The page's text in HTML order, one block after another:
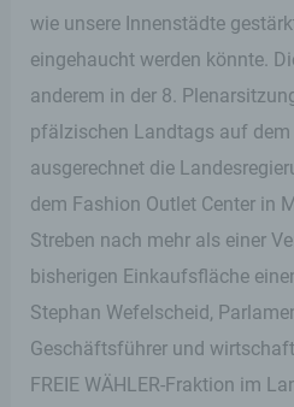
wie unsere Innenstädte
eingehaucht werden könnte.
anderem in der 8.
pfälzischen Landtags auf dem
ausgerechnet die
dem Fashion Outlet Center in
Streben nach mehr als einer
bisherigen Einkaufsfläche
Stephan Wefelscheid,
Geschäftsführer und
FREIE WÄHLER-Fraktion im